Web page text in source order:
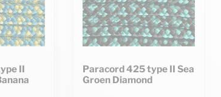
II
Paracord 425 type II Sea
Groen Diamond